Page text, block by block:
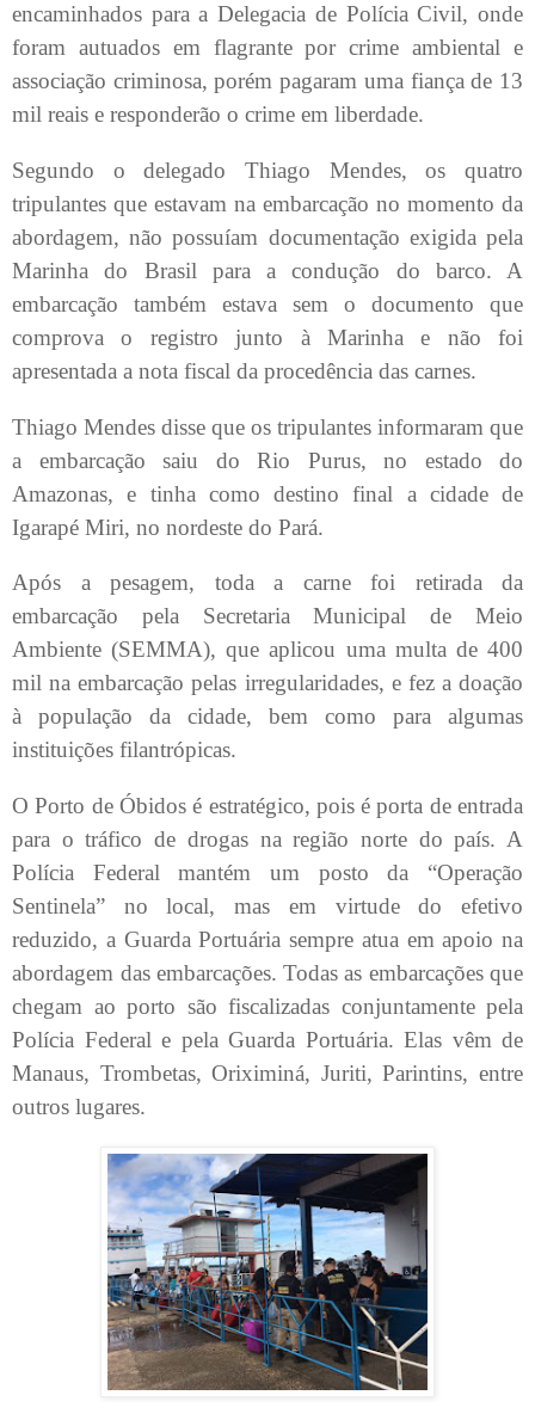
encaminhados para a Delegacia de Polícia Civil, onde
foram autuados em flagrante por crime ambiental e
associação criminosa, porém pagaram uma fiança de 13
mil reais e responderão o crime em liberdade.
Segundo o delegado Thiago Mendes, os quatro
tripulantes que estavam na embarcação no momento da
abordagem, não possuíam documentação exigida pela
Marinha do Brasil para a condução do barco. A
embarcação também estava sem o documento que
comprova o registro junto à Marinha e não foi
apresentada a nota fiscal da procedência das carnes.
Thiago Mendes disse que os tripulantes informaram que
a embarcação saiu do Rio Purus, no estado do
Amazonas, e tinha como destino final a cidade de
Igarapé Miri, no nordeste do Pará.
Após a pesagem, toda a carne foi retirada da
embarcação pela Secretaria Municipal de Meio
Ambiente (SEMMA), que aplicou uma multa de 400
mil na embarcação pelas irregularidades, e fez a doação
à população da cidade, bem como para algumas
instituições filantrópicas.
O Porto de Óbidos é estratégico, pois é porta de entrada
para o tráfico de drogas na região norte do país. A
Polícia Federal mantém um posto da “Operação
Sentinela” no local, mas em virtude do efetivo
reduzido, a Guarda Portuária sempre atua em apoio na
abordagem das embarcações. Todas as embarcações que
chegam ao porto são fiscalizadas conjuntamente pela
Polícia Federal e pela Guarda Portuária. Elas vêm de
Manaus, Trombetas, Oriximiná, Juriti, Parintins, entre
outros lugares.